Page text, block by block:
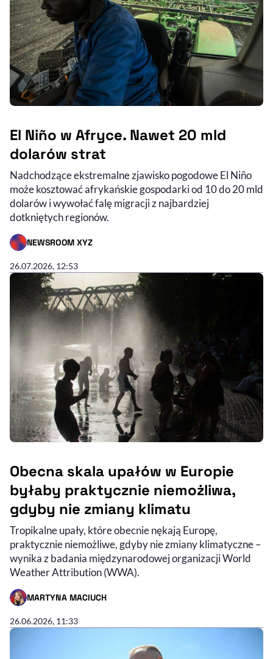
El Niño w Afryce. Nawet 20 mld
dolarów strat
Nadchodzące ekstremalne zjawisko pogodowe El Niño
może kosztować afrykańskie gospodarki od 10 do 20 mld
dolarów i wywołać falę migracji z najbardziej
dotkniętych regionów.
NEWSROOM XYZ
- AUTOR ARTYKUŁU - PROFIL
26.07.2026, 12:53
Obecna skala upałów w Europie
byłaby praktycznie niemożliwa,
gdyby nie zmiany klimatu
Tropikalne upały, które obecnie nękają Europę,
praktycznie niemożliwe, gdyby nie zmiany klimatyczne –
wynika z badania międzynarodowej organizacji World
Weather Attribution (WWA).
MARTYNA MACIUCH
- AUTOR ARTYKUŁU - PROFIL
26.06.2026, 11:33